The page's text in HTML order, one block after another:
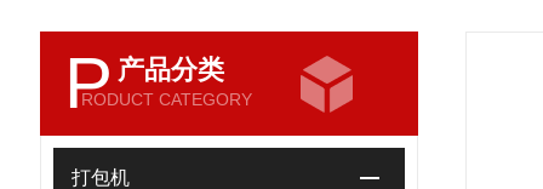
P 产品分类
RODUCT CATEGORY
打包机